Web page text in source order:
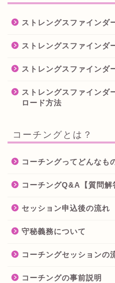
ストレングスファインダ
ストレングスファインダ
ストレングスファインダ
ストレングスファインダ
ロード方法
コーチングとは？
コーチングってどんなも
コーチングQ&A【質問解
セッション申込後の流れ
守秘義務について
コーチングセッションの
コーチングの事前説明